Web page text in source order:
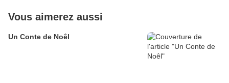
Vous aimerez aussi
Un Conte de Noêl